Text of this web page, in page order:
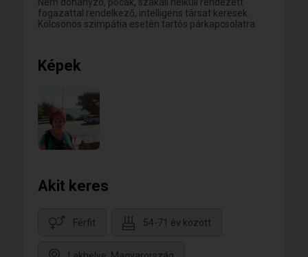
fogazattal rendelkező, intelligens társat keresek.
Kölcsönös szimpátia esetén tartós párkapcsolatra.
Képek
25
Akit keres
Férfit 54-71 év között